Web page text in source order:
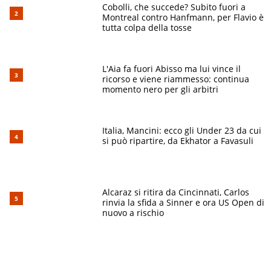
Cobolli, che succede? Subito fuori a
Montreal contro Hanfmann, per Flavio è
tutta colpa della tosse
L'Aia fa fuori Abisso ma lui vince il
ricorso e viene riammesso: continua
momento nero per gli arbitri
Italia, Mancini: ecco gli Under 23 da cui
si può ripartire, da Ekhator a Favasuli
Alcaraz si ritira da Cincinnati, Carlos
rinvia la sfida a Sinner e ora US Open di
nuovo a rischio